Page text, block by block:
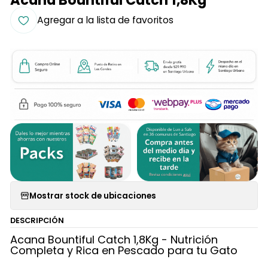
Agregar a la lista de favoritos
Mostrar stock de ubicaciones
DESCRIPCIÓN
Acana Bountiful Catch 1,8Kg - Nutrición
Completa y Rica en Pescado para tu Gato